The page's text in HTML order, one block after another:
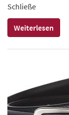
Schließe
Weiterlesen